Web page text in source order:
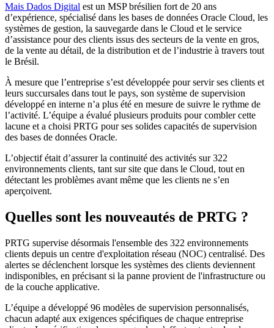
Mais Dados Digital est un MSP brésilien fort de 20 ans
d’expérience, spécialisé dans les bases de données Oracle Cloud, les
systèmes de gestion, la sauvegarde dans le Cloud et le service
d’assistance pour des clients issus des secteurs de la vente en gros,
de la vente au détail, de la distribution et de l’industrie à travers tout
le Brésil.
À mesure que l’entreprise s’est développée pour servir ses clients et
leurs succursales dans tout le pays, son système de supervision
développé en interne n’a plus été en mesure de suivre le rythme de
l’activité. L’équipe a évalué plusieurs produits pour combler cette
lacune et a choisi PRTG pour ses solides capacités de supervision
des bases de données Oracle.
L’objectif était d’assurer la continuité des activités sur 322
environnements clients, tant sur site que dans le Cloud, tout en
détectant les problèmes avant même que les clients ne s’en
aperçoivent.
Quelles sont les nouveautés de PRTG ?
PRTG supervise désormais l'ensemble des 322 environnements
clients depuis un centre d'exploitation réseau (NOC) centralisé. Des
alertes se déclenchent lorsque les systèmes des clients deviennent
indisponibles, en précisant si la panne provient de l'infrastructure ou
de la couche applicative.
L’équipe a développé 96 modèles de supervision personnalisés,
chacun adapté aux exigences spécifiques de chaque entreprise